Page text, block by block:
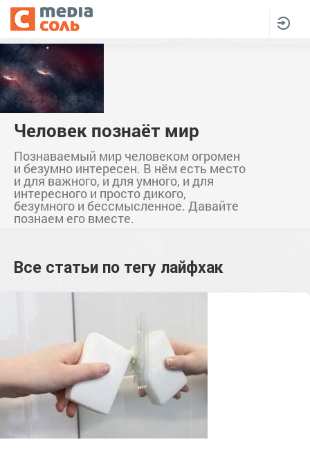
Человек познаёт мир
Познаваемый мир человеком огромен
и безумно интересен. В нём есть место
и для важного, и для умного, и для
интересного и просто дикого,
безумного и бессмысленное. Давайте
познаем его вместе.
Все статьи по тегу лайфхак